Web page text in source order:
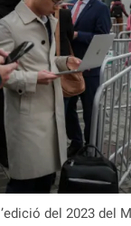
del 2023 del